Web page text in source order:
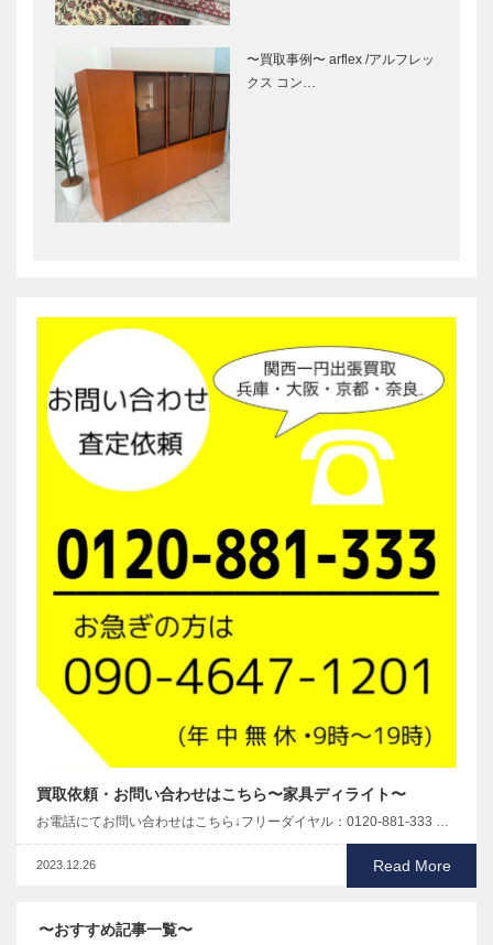
〜買取事例〜 arflex /アルフレッ
クス コン…
買取依頼・お問い合わせはこちら〜家具ディライト〜
お電話にてお問い合わせはこちら↓フリーダイヤル：0120-881-333 …
Read More
2023.12.26
〜おすすめ記事一覧〜